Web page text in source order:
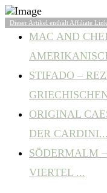
BELIEBTE ARTIKEL
MAC AND
STIFADO –
ORIGINAL
DER CARDINI...
SÖDERMALM
VIERTEL ...
Dieser Artikel enthält Affiliate